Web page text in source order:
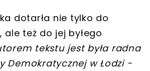
dotarła nie tylko do
też do jej byłego
tekstu jest była radna
Demokratycznej w Łodzi -